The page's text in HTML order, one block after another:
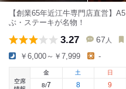
【創業65年近江牛専門店直営】
ぶ・ステーキが名物！
3.27 67 人
￥6,000～￥7,999 -
空席
金
8/7
土
8
日
9